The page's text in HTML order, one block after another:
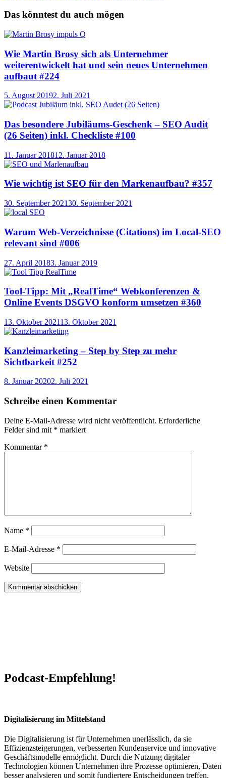
Das könntest du auch mögen
Wie Martin Brosy sich als Unternehmer
weiterentwickelt hat und sein neues Unternehmen
aufbaut #224
5. August 20192. Juli 2021
Das besondere Jubiläums-Geschenk – SEO Audit
(26 Seiten) inkl. Checkliste #100
11. Januar 201812. Januar 2018
Wie wichtig ist SEO für den Markenaufbau? #357
30. September 202130. September 2021
Warum Web-Verzeichnisse (Citations) im Local-SEO
relevant sind #006
27. April 20183. Januar 2019
Tool-Tipp: Mit „RealTime“ Webkonferenzen &
Online Events DSGVO konform umsetzen #360
13. Oktober 202113. Oktober 2021
Kanzleimarketing – Step by Step zu mehr
Sichtbarkeit #252
8. Januar 20202. Juli 2021
Schreibe einen Kommentar
Deine E-Mail-Adresse wird nicht veröffentlicht. Erforderliche
Felder sind mit * markiert
Kommentar *
Name *
E-Mail-Adresse *
Website
Podcast-Empfehlung!
Digitalisierung im Mittelstand
Die Digitalisierung ist für Unternehmen unerlässlich, da sie
Effizienzsteigerungen, verbesserten Kundenservice und innovative
Geschäftsmodelle ermöglicht. Durch die Nutzung digitaler
Technologien können Unternehmen ihre Prozesse optimieren, Daten
besser analysieren und somit fundiertere Entscheidungen treffen.